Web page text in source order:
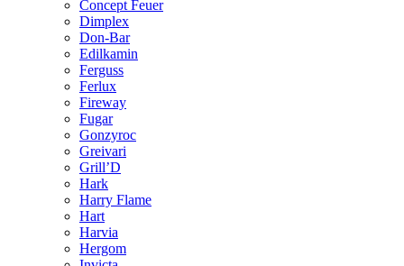
Concept Feuer
Dimplex
Don-Bar
Edilkamin
Ferguss
Ferlux
Fireway
Fugar
Gonzyroc
Greivari
Grill’D
Hark
Harry Flame
Hart
Harvia
Hergom